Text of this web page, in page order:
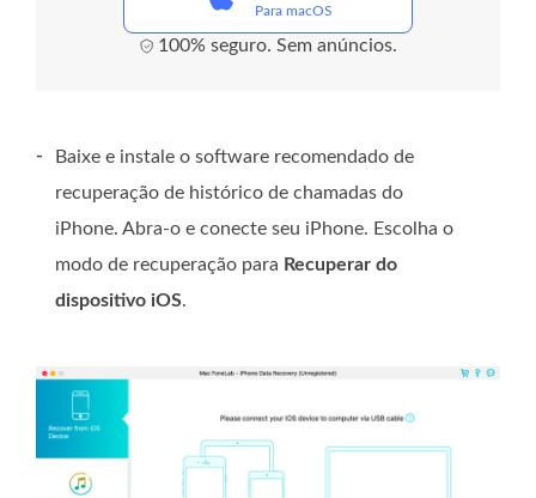
Para macOS
100% seguro. Sem anúncios.
-
Baixe e instale o software recomendado de
recuperação de histórico de chamadas do
iPhone. Abra-o e conecte seu iPhone. Escolha o
modo de recuperação para Recuperar do
dispositivo iOS.